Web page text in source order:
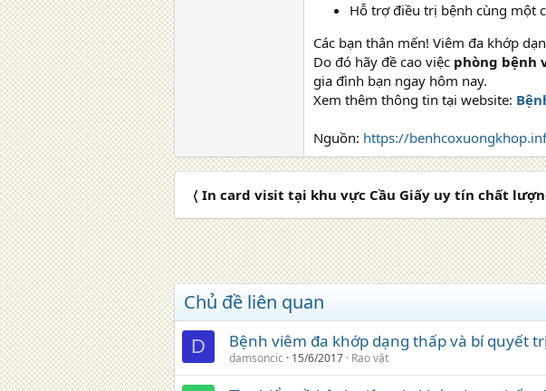
Hỗ trợ điều trị bệnh cùng một
Các bạn thân mến! Viêm đa khớp
Do đó hãy đề cao việc phòng bệnh
gia đình bạn ngay hôm nay.
Xem thêm thông tin tại website:
Nguồn: https://
〈 In card visit tại khu vực Cầu Giấy uy tín chất
Chủ đề liên quan
D Bệnh viêm đa khớp dạng thấp và bí quyết
damsoncic 15/6/2017 Rao vặt